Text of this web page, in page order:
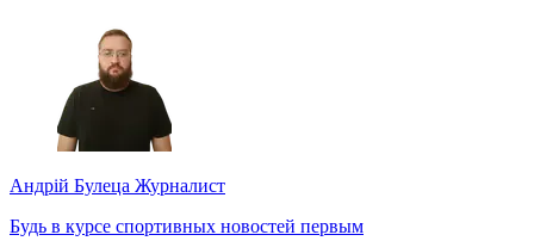
Андрій Булеца Журналист
Будь в курсе спортивных новостей первым